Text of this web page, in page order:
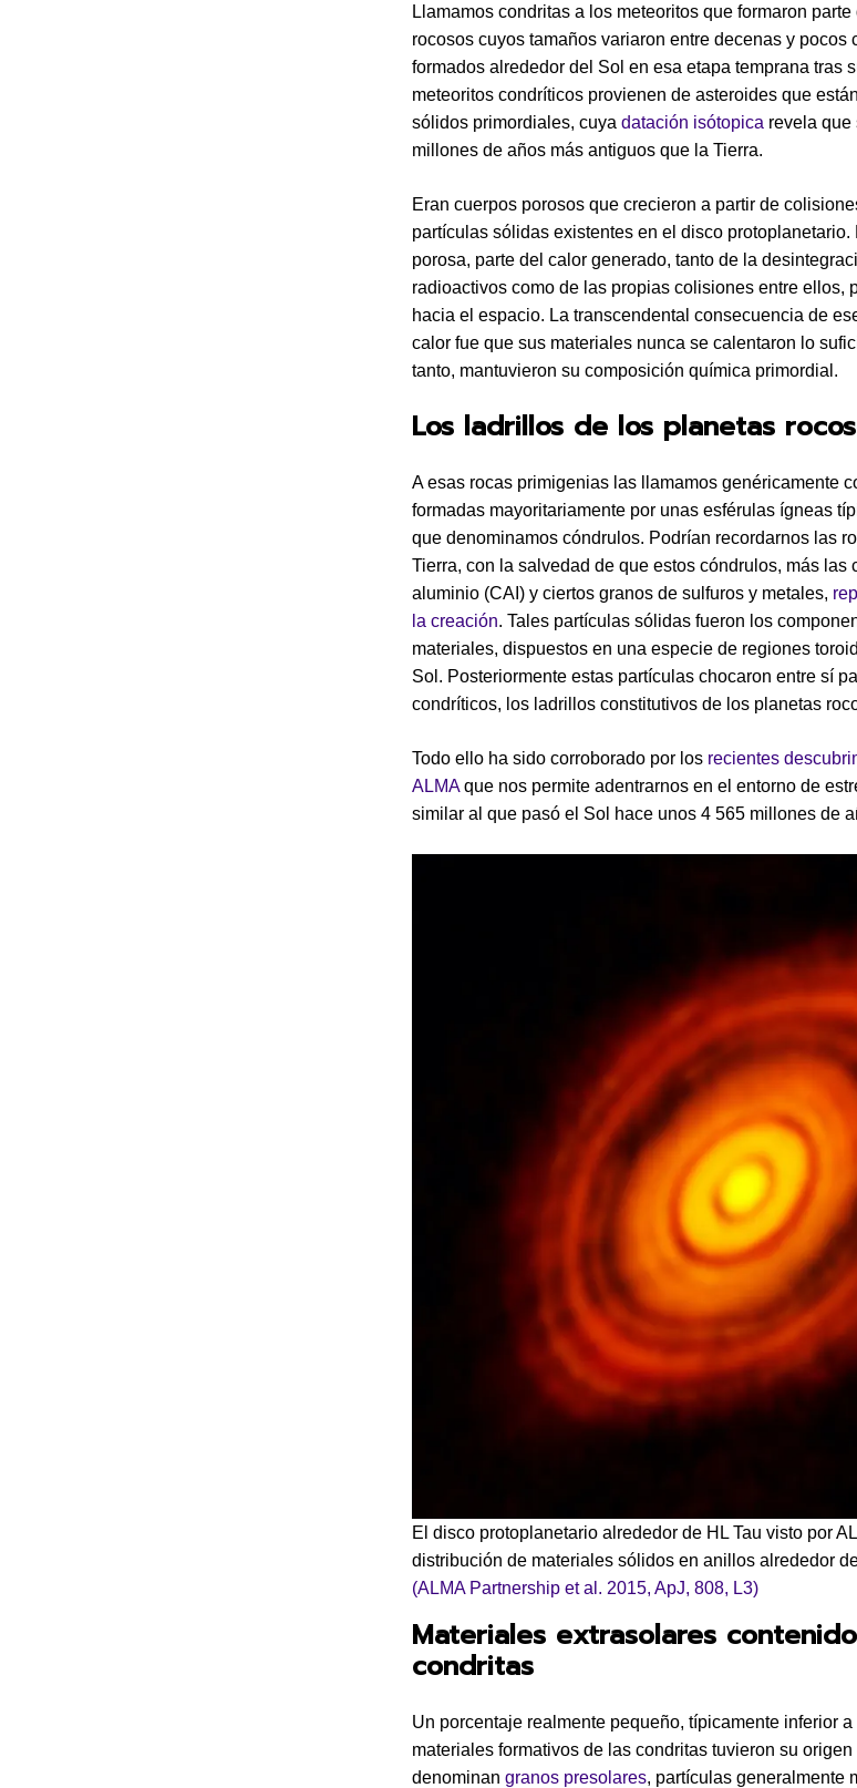
Llamamos condritas a los meteoritos que formaron
rocosos cuyos tamaños variaron entre decenas y pocos
formados alrededor del Sol en esa etapa temprana tras
meteoritos condríticos provienen de asteroides que
sólidos primordiales, cuya datación isótopica revela que
millones de años más antiguos que la Tierra.
Eran cuerpos porosos que crecieron a partir de
partículas sólidas existentes en el disco
porosa, parte del calor generado, tanto de la
radioactivos como de las propias colisiones entre ellos,
hacia el espacio. La transcendental consecuencia de
calor fue que sus materiales nunca se calentaron lo
tanto, mantuvieron su composición química primordial.
Los ladrillos de los planetas
A esas rocas primigenias las llamamos genéricamente
formadas mayoritariamente por unas esférulas ígneas
que denominamos cóndrulos. Podrían recordarnos las
Tierra, con la salvedad de que estos cóndrulos, más las
aluminio (CAI) y ciertos granos de sulfuros y metales,
la creación. Tales partículas sólidas fueron los
materiales, dispuestos en una especie de regiones
Sol. Posteriormente estas partículas chocaron entre sí
condríticos, los ladrillos constitutivos de los planetas
Todo ello ha sido corroborado por los recientes
ALMAque nos permite adentrarnos en el entorno de
similar al que pasó el Sol hace unos 4 565 millones de
El disco protoplanetario alrededor de HL Tau visto por
distribución de materiales sólidos en anillos alrededor
(ALMA Partnership et al. 2015, ApJ, 808, L3)
Materiales extrasolares
condritas
Un porcentaje realmente pequeño, típicamente inferior
materiales formativos de las condritas tuvieron su
denominan granos presolares, partículas generalmente